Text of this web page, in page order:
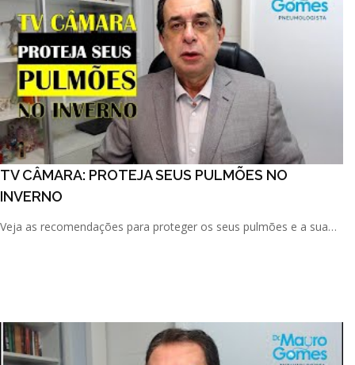
TV CÂMARA: PROTEJA SEUS PULMÕES NO
INVERNO
Veja as recomendações para proteger os seus pulmões e a sua